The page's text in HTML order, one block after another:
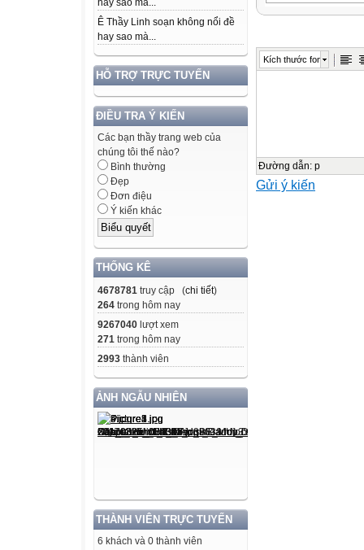
hay sao mà...
Ê Thầy Linh soạn không nổi đề
hay sao mà...
HỖ TRỢ TRỰC TUYẾN
ĐIỀU TRA Ý KIẾN
Các bạn thầy trang web của
chúng tôi thế nào?
Bình thường
Đẹp
Đơn điệu
Ý kiến khác
THỐNG KÊ
4678781 truy cập (chi tiết)
264 trong hôm nay
9267040 lượt xem
271 trong hôm nay
2993 thành viên
ẢNH NGẪU NHIÊN
THÀNH VIÊN TRỰC TUYẾN
6 khách và 0 thành viên
B.
.
Câu 2: Cho 2
và
Kích thước font
Đường dẫn: p
Gửi ý kiến